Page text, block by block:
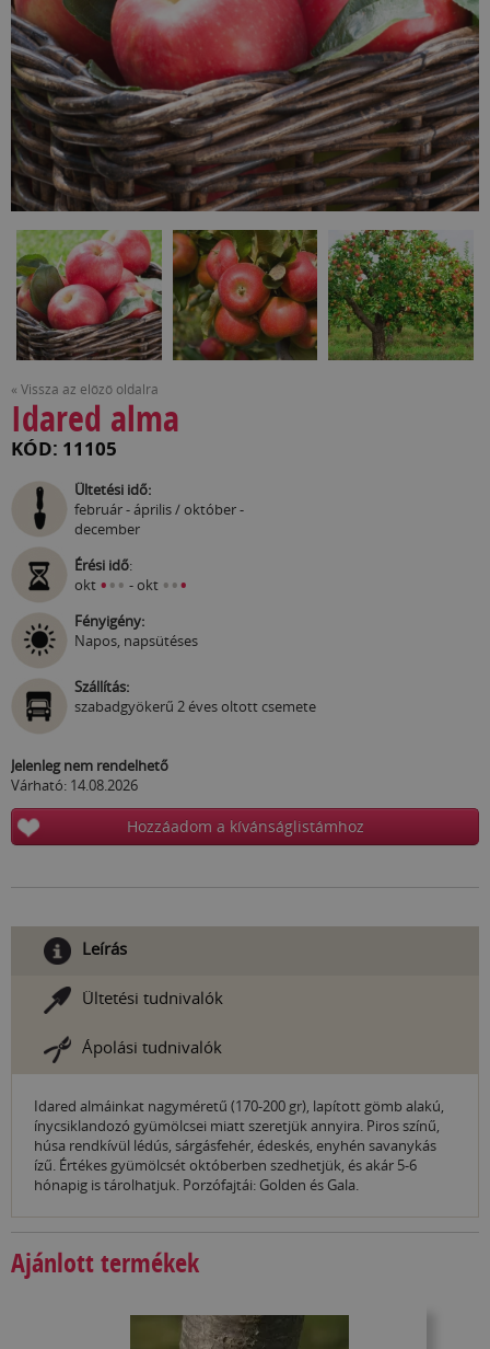
« Vissza az előző oldalra
Idared alma
KÓD: 11105
Ültetési idő:
február - április / október -
december
Érési idő:
okt ••• - okt •••
Fényigény:
Napos, napsütéses
Szállítás:
szabadgyökerű 2 éves oltott csemete
Jelenleg nem rendelhető
Várható: 14.08.2026
Hozzáadom a kívánságlistámhoz
Leírás
Ültetési tudnivalók
Ápolási tudnivalók
Idared almáinkat nagyméretű (170-200 gr), lapított gömb alakú,
ínycsiklandozó gyümölcsei miatt szeretjük annyira. Piros színű,
húsa rendkívül lédús, sárgásfehér, édeskés, enyhén savanykás
ízű. Értékes gyümölcsét októberben szedhetjük, és akár 5-6
hónapig is tárolhatjuk. Porzófajtái: Golden és Gala.
Ajánlott termékek